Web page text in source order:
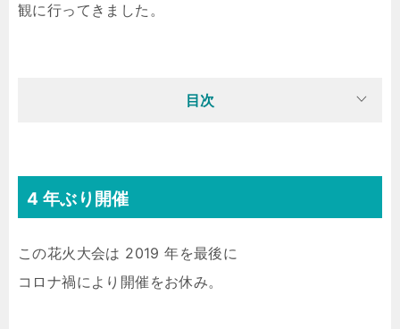
観に行ってきました。
目次
4 年ぶり開催
この花火大会は 2019 年を最後に
コロナ禍により開催をお休み。